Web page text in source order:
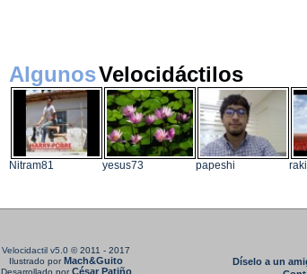
AlgunosVelocidáctilos
Nitram81 yesus73 papeshi
Velocidactil v5.0 © 2011 - 2017
Ilustrado porMach&Guito
Desarrollado porCésar Patiño
Díselo a un